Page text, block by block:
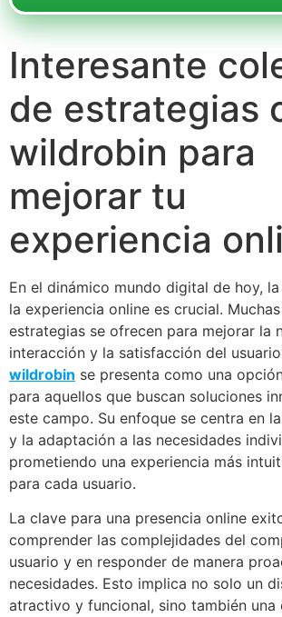
Interesante
de estrategias
wildrobin para
mejorar tu
experiencia
En el dinámico mundo digital de hoy,
la experiencia online es crucial.
estrategias se ofrecen para mejorar la
interacción y la satisfacción del
wildrobin se presenta como una
para aquellos que buscan soluciones
este campo. Su enfoque se centra en
y la adaptación a las necesidades
prometiendo una experiencia más
para cada usuario.
La clave para una presencia online
comprender las complejidades del
usuario y en responder de manera
necesidades. Esto implica no solo un
atractivo y funcional, sino también una